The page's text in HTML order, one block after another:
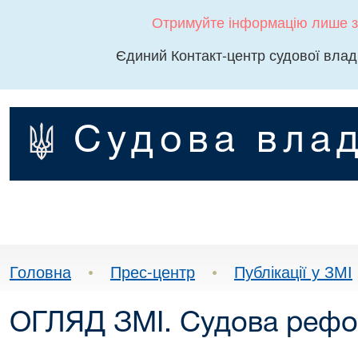
Отримуйте інформацію лише
Єдиний Контакт-центр судової
Судова
Головна • Прес-центр • Публікації у ЗМІ
ОГЛЯД ЗМІ. Судова